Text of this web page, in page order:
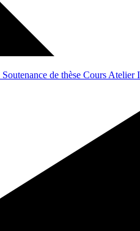
Soutenance de thèse Cours Atelier